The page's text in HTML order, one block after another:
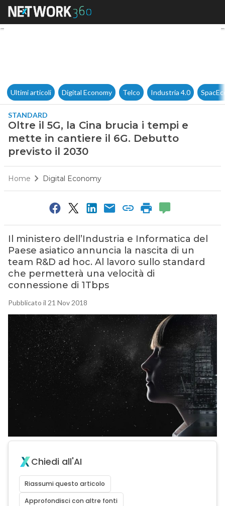
Oltre il 5G, la Cina brucia i
Ultimi articoli Digital Economy Telco Industria 4.0
STANDARD
Oltre il 5G, la Cina brucia i tempi e
mette in cantiere il 6G. Debutto
previsto il 2030
Home Digital Economy
Il ministero dell’Industria e Informatica del
Paese asiatico annuncia la nascita di un
team R&D ad hoc. Al lavoro sullo standard
che permetterà una velocità di
connessione di 1Tbps
Pubblicato il 21 Nov 2018
Chiedi all'AI
Riassumi questo articolo
Approfondisci con altre fonti